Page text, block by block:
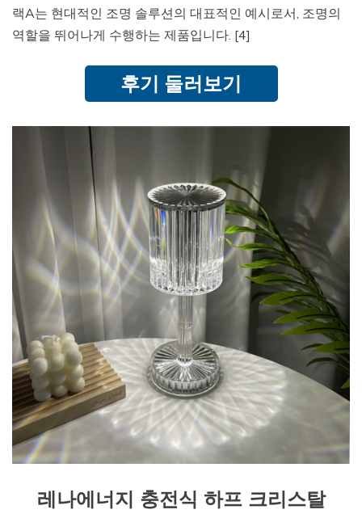
랙A는 현대적인 조명 솔루션의 대표적인 예시로서, 조명의
역할을 뛰어나게 수행하는 제품입니다. [4]
후기 둘러보기
레나에너지 충전식 하프 크리스탈